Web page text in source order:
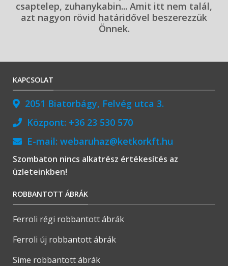
csaptelep, zuhanykabin... Amit itt nem talál,
azt nagyon rövid határidővel beszerezzük
Önnek.
KAPCSOLAT
2051 Biatorbágy, Felvég utca 3.
Központ: +36 23 530 570
E-mail: webaruhaz@ketkorkft.hu
Szombaton nincs alkatrész értékesítés az
üzleteinkben!
ROBBANTOTT ÁBRÁK
Ferroli régi robbantott ábrák
Ferroli új robbantott ábrák
Sime robbantott ábrák